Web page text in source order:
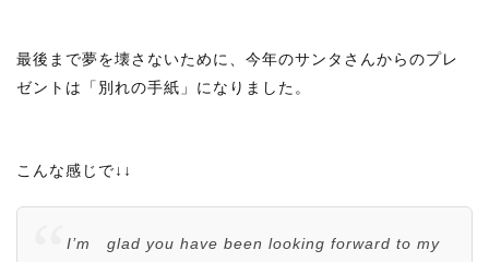
最後まで夢を壊さないために、今年のサンタさんからのプレ
ゼントは「別れの手紙」になりました。
こんな感じで↓↓
I’m glad you have been looking forward to my